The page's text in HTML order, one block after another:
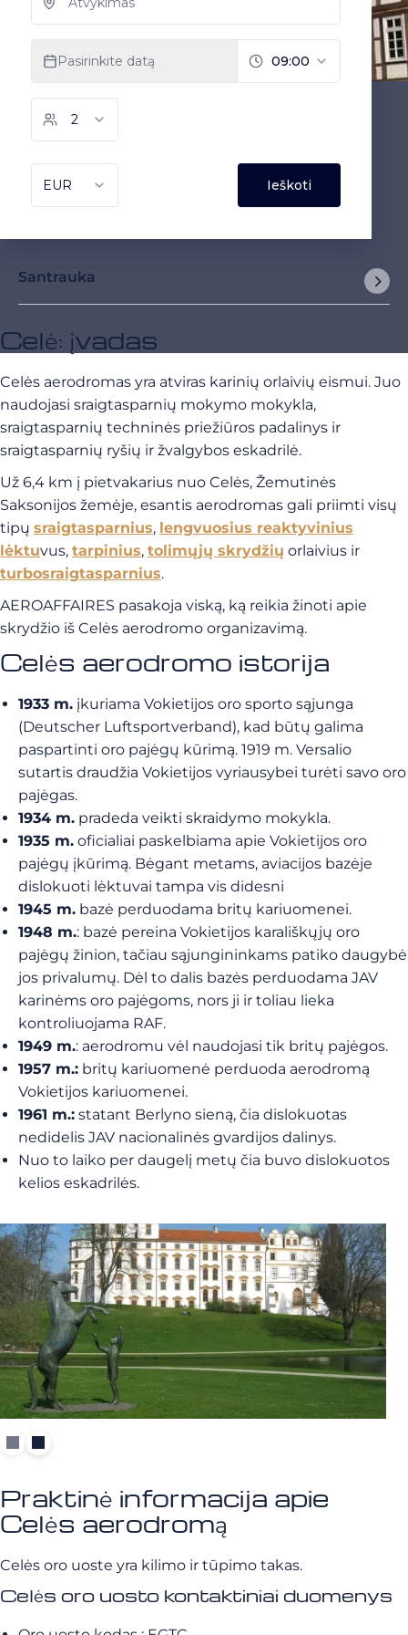
Santrauka
Celė: įvadas
Celės aerodromas yra atviras karinių orlaivių eismui. Juo
naudojasi sraigtasparnių mokymo mokykla,
sraigtasparnių techninės priežiūros padalinys ir
sraigtasparnių ryšių ir žvalgybos eskadrilė.
Už 6,4 km į pietvakarius nuo Celės, Žemutinės
Saksonijos žemėje, esantis aerodromas gali priimti visų
tipų sraigtasparnius, lengvuosius reaktyvinius
lėktuvus, tarpinius, tolimųjų skrydžių orlaivius ir
turbosraigtasparnius.
AEROAFFAIRES pasakoja viską, ką reikia žinoti apie
skrydžio iš Celės aerodromo organizavimą.
Celės aerodromo istorija
1933 m. įkuriama Vokietijos oro sporto sąjunga
(Deutscher Luftsportverband), kad būtų galima
paspartinti oro pajėgų kūrimą. 1919 m. Versalio
sutartis draudžia Vokietijos vyriausybei turėti savo oro
pajėgas.
1934 m. pradeda veikti skraidymo mokykla.
1935 m. oficialiai paskelbiama apie Vokietijos oro
pajėgų įkūrimą. Bėgant metams, aviacijos bazėje
dislokuoti lėktuvai tampa vis didesni
1945 m. bazė perduodama britų kariuomenei.
1948 m.: bazė pereina Vokietijos karališkųjų oro
pajėgų žinion, tačiau sąjungininkams patiko daugybė
jos privalumų. Dėl to dalis bazės perduodama JAV
karinėms oro pajėgoms, nors ji ir toliau lieka
kontroliuojama RAF.
1949 m.: aerodromu vėl naudojasi tik britų pajėgos.
1957 m.: britų kariuomenė perduoda aerodromą
Vokietijos kariuomenei.
1961 m.: statant Berlyno sieną, čia dislokuotas
nedidelis JAV nacionalinės gvardijos dalinys.
Nuo to laiko per daugelį metų čia buvo dislokuotos
kelios eskadrilės.
Praktinė informacija apie
Celės aerodromą
Celės oro uoste yra kilimo ir tūpimo takas.
Celės oro uosto kontaktiniai duomenys